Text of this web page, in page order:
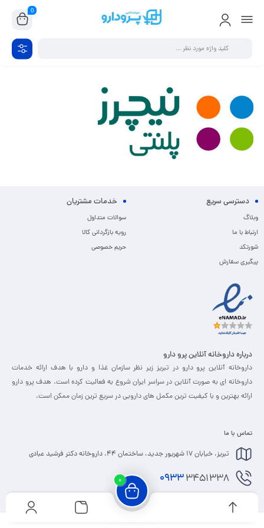
0
0
دسترسی سریع
وبلاگ
ارتباط با ما
شورتکد
پیگیری سفارش
خدمات مشتریان
سوالات متداول
رویه بازگردانی کالا
حریم خصوصی
درباره داروخانه آنلاین پرو دارو
داروخانه آنلاین پرو دارو در تبریز زیر نظر سازمان غذا و دارو با هدف ارائه خدمات
داروخانه ای به صورت آنلاین در سراسر ایران شروع به فعالیت کرده است. هدف پرو دارو
ارائه بهترین و با کیفیت ترین مکمل های دارویی در سریع ترین زمان ممکن است.
تماس با ما
تبریز، خیابان 17 شهریور جدید، ساختمان 44، داروخانه دکتر فرشید عبادی
09333451338
info@prodaru.ir